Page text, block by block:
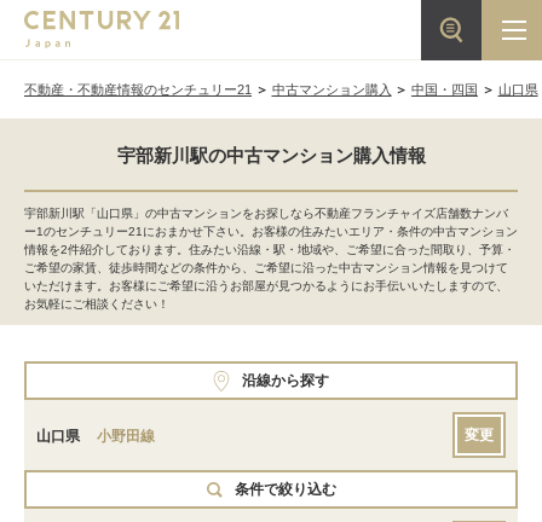
不動産・不動産情報のセンチュリー21 中古マンション購入 中国・四国 山口県
宇部新川駅の中古マンション購入情報
宇部新川駅「山口県」の中古マンションをお探しなら不動産フランチャイズ店舗数ナンバ
ー1のセンチュリー21におまかせ下さい。お客様の住みたいエリア・条件の中古マンション
情報を2件紹介しております。住みたい沿線・駅・地域や、ご希望に合った間取り、予算・
ご希望の家賃、徒歩時間などの条件から、ご希望に沿った中古マンション情報を見つけて
いただけます。お客様にご希望に沿うお部屋が見つかるようにお手伝いいたしますので、
お気軽にご相談ください！
沿線から探す
山口県 小野田線 変更
条件で絞り込む